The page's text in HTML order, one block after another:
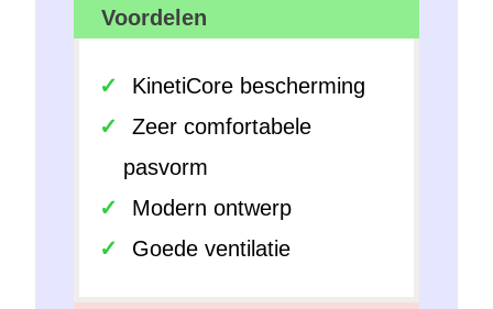
Voordelen
KinetiCore bescherming
Zeer comfortabele
pasvorm
Modern ontwerp
Goede ventilatie